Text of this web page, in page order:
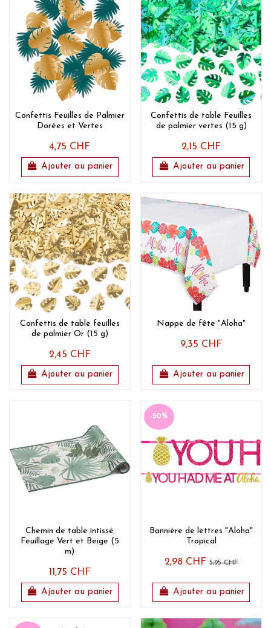
Confettis Feuilles de Palmier
Dorées et Vertes
4,75 CHF
Ajouter au panier
Confettis de table Feuilles
de palmier vertes (15 g)
2,15 CHF
Ajouter au panier
Confettis de table feuilles
de palmier Or (15 g)
2,45 CHF
Ajouter au panier
Nappe de fête "Aloha"
9,35 CHF
Ajouter au panier
Chemin de table intissé
Feuillage Vert et Beige (5
m)
11,75 CHF
Ajouter au panier
-50%
Bannière de lettres "Aloha"
Tropical
2,98 CHF5,95 CHF
Ajouter au panier